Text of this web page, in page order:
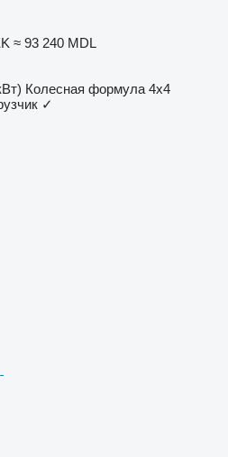
≈ 93 240 MDL
Колесная формула 4x4
✓